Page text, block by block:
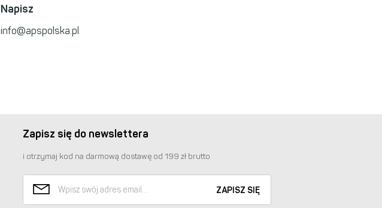
Napisz
info@apspolska.pl
Zapisz się do newslettera
i otrzymaj kod na darmową dostawę od 199 zł brutto
ZAPISZ SIĘ